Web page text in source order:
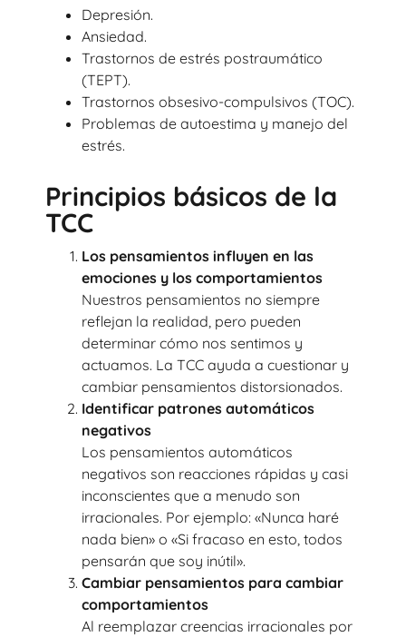
Depresión.
Ansiedad.
Trastornos de estrés postraumático
(TEPT).
Trastornos obsesivo-compulsivos (TOC).
Problemas de autoestima y manejo del
estrés.
Principios básicos de la
TCC
Los pensamientos influyen en las
emociones y los comportamientos
Nuestros pensamientos no siempre
reflejan la realidad, pero pueden
determinar cómo nos sentimos y
actuamos. La TCC ayuda a cuestionar y
cambiar pensamientos distorsionados.
Identificar patrones automáticos
negativos
Los pensamientos automáticos
negativos son reacciones rápidas y casi
inconscientes que a menudo son
irracionales. Por ejemplo: «Nunca haré
nada bien» o «Si fracaso en esto, todos
pensarán que soy inútil».
Cambiar pensamientos para cambiar
comportamientos
Al reemplazar creencias irracionales por